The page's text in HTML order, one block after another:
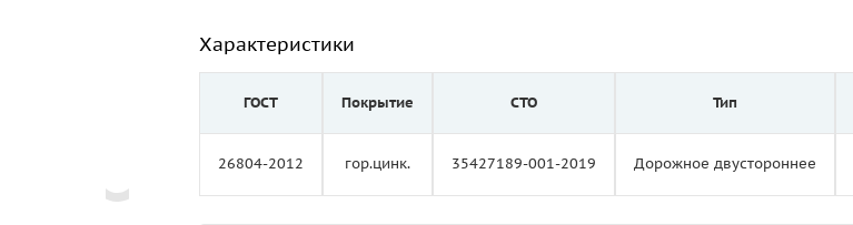
Характеристики
ГОСТ
26804-2012
Покрытие
гор.цинк.
СТО
35427189-001-2019
Тип
Дорожное двустороннее